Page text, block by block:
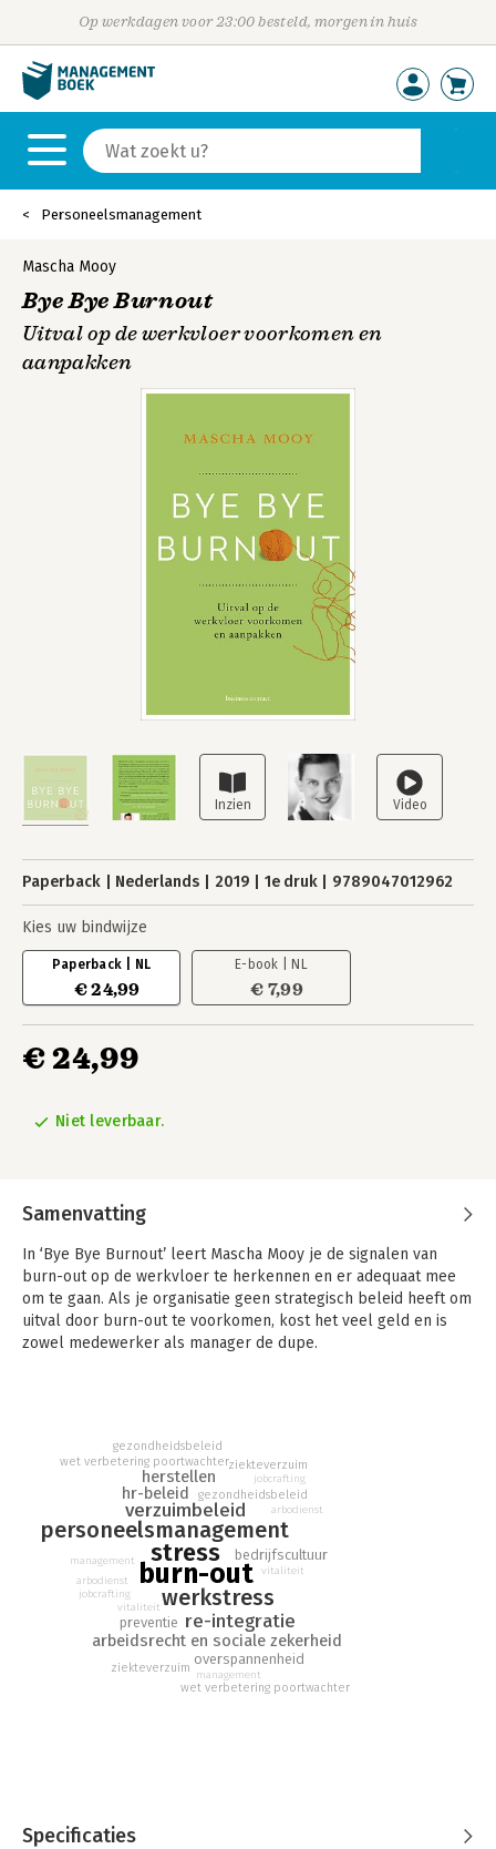
Op werkdagen voor 23:00 besteld, morgen in huis
Personeelsmanagement
Mascha Mooy
Bye Bye Burnout
Uitval op de werkvloer voorkomen en
aanpakken
Paperback Nederlands 2019 1e druk 9789047012962
Kies uw bindwijze
Paperback | NL
€ 24,99
E-book | NL
€ 7,99
€ 24,99
Niet leverbaar.
Samenvatting
In ‘Bye Bye Burnout’ leert Mascha Mooy je de signalen van
burn-out op de werkvloer te herkennen en er adequaat mee
om te gaan. Als je organisatie geen strategisch beleid heeft om
uitval door burn-out te voorkomen, kost het veel geld en is
zowel medewerker als manager de dupe.
kunt doen om het herstel te bevorderen en hoe je de re-
integratie het beste vormgeeft. En natuurlijk krijg je advies en
bewezen effectieve tips om burn-out te helpen voorkomen.
Want dat is uiteindelijk waar je naar streeft: een werkomgeving
waar burn-out geen kans krijgt.
burn-out
stress
werkstress
personeelsmanagement
verzuimbeleid
re-integratie
arbeidsrecht en sociale zekerheid
hr-beleid
herstellen
overspannenheid
preventie
bedrijfscultuur
gezondheidsbeleid
management
vitaliteit
ziekteverzuim
jobcrafting
arbodienst
wet verbetering poortwachter
gezondheidsbeleid
management
vitaliteit
ziekteverzuim
jobcrafting
arbodienst
wet verbetering poortwachter
Specificaties